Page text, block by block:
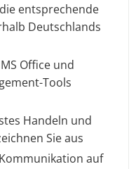
entsprechende
Deutschlands
Office und
Tools
Handeln und
Sie aus
auf